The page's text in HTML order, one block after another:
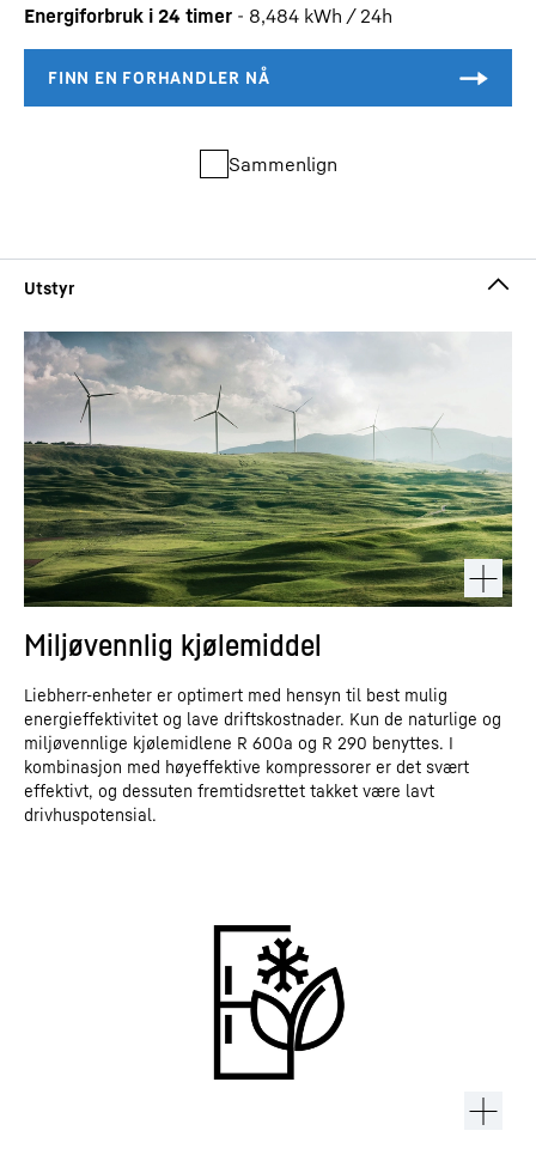
Energiforbruk i 24 timer - 8,484 kWh / 24h
Sammenlign
Miljøvennlig kjølemiddel
Liebherr-enheter er optimert med hensyn til best mulig
energieffektivitet og lave driftskostnader. Kun de naturlige og
miljøvennlige kjølemidlene R 600a og R 290 benyttes. I
kombinasjon med høyeffektive kompressorer er det svært
effektivt, og dessuten fremtidsrettet takket være lavt
drivhuspotensial.